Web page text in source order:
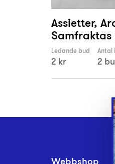
Assietter,
Samfraktas
Ledande bud
2 kr
Antal
2